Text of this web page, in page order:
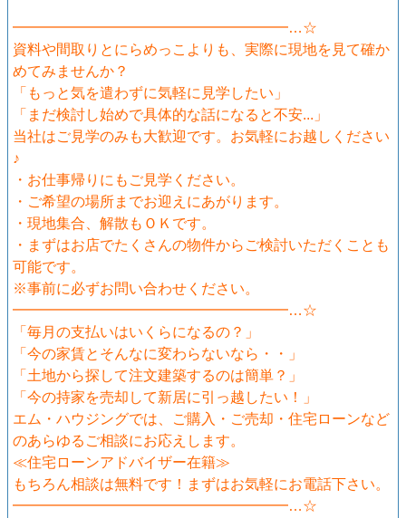
━━━━━━━━━━━━━━━━━━━…☆
資料や間取りとにらめっこよりも、実際に現地を見て確か
めてみませんか？
「もっと気を遣わずに気軽に見学したい」
「まだ検討し始めで具体的な話になると不安...」
当社はご見学のみも大歓迎です。お気軽にお越しください
♪
・お仕事帰りにもご見学ください。
・ご希望の場所までお迎えにあがります。
・現地集合、解散もＯＫです。
・まずはお店でたくさんの物件からご検討いただくことも
可能です。
※事前に必ずお問い合わせください。
━━━━━━━━━━━━━━━━━━━…☆
「毎月の支払いはいくらになるの？」
「今の家賃とそんなに変わらないなら・・」
「土地から探して注文建築するのは簡単？」
「今の持家を売却して新居に引っ越したい！」
エム・ハウジングでは、ご購入・ご売却・住宅ローンなど
のあらゆるご相談にお応えします。
≪住宅ローンアドバイザー在籍≫
もちろん相談は無料です！まずはお気軽にお電話下さい。
━━━━━━━━━━━━━━━━━━━…☆